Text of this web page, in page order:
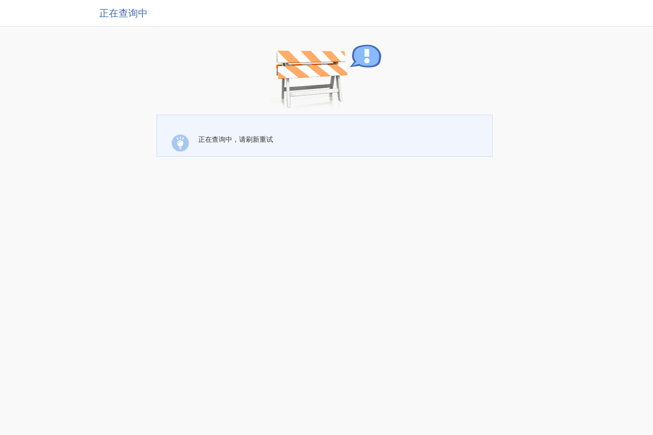
正在查询中
正在查询中，请刷新重试